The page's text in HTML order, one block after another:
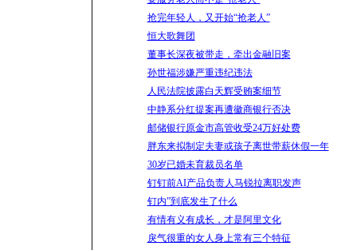
抢完年轻人，又开始“抢老人”
恒大歌舞团
董事长深夜被带走，牵出金融旧案
孙世福涉嫌严重违纪违法
人民法院披露白天辉受贿案细节
中静系分红提案再遭徽商银行否决
邮储银行原金市高管收受24万好处费
胖东来拟制定夫妻或孩子离世带薪休假一年
30岁已婚未育裁员名单
钉钉前AI产品负责人马锐拉离职发声
钉内”到底发生了什么
有情有义有成长，才是阿里文化
戾气很重的女人身上常有三个特征